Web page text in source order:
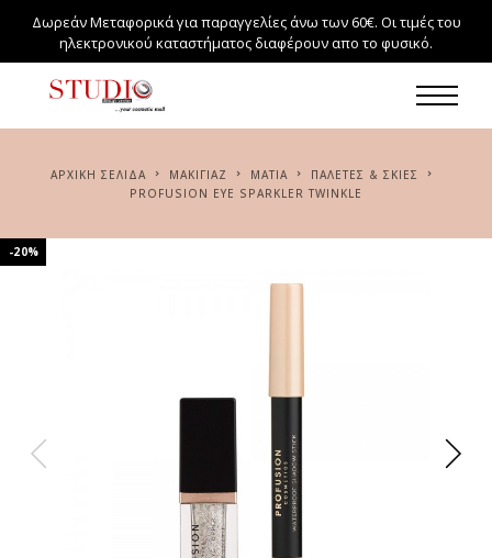
Δωρεάν Μεταφορικά για παραγγελίες άνω των 60€. Οι τιμές του
ηλεκτρονικού καταστήματος διαφέρουν απο το φυσικό.
ΑΡΧΙΚΉ ΣΕΛΊΔΑ ΜΑΚΙΓΙΆΖ ΜΆΤΙΑ
ΠΑΛΈΤΕΣ & ΣΚΙΈΣ
PROFUSION EYE SPARKLER TWINKLE
-20%